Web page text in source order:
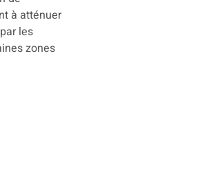
à atténuer
les
zones